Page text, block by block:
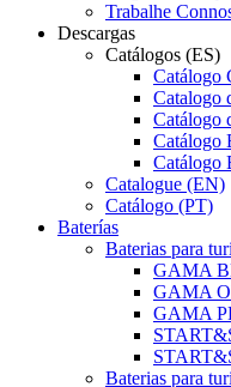
Trabalhe
Descargas
Catálogos (ES)
Catálogo
Catalogo
Catálogo
Catálogo
Catálogo
Catalogue (EN)
Catálogo (PT)
Baterías
Baterias para
GAMA
GAMA
GAMA
Baterias para